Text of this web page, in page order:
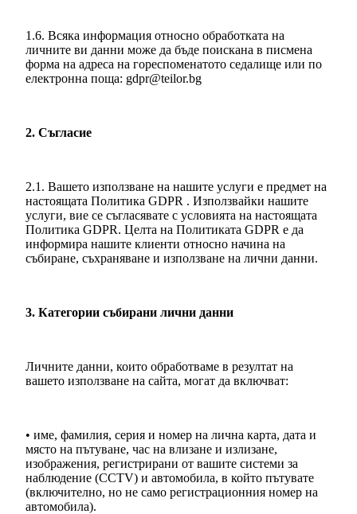
1.6. Всяка информация относно обработката на
личните ви данни може да бъде поискана в писмена
форма на адреса на гореспоменатото седалище или по
електронна поща: gdpr@teilor.bg
2. Съгласие
2.1. Вашето използване на нашите услуги е предмет на
настоящата Политика GDPR . Използвайки нашите
услуги, вие се съгласявате с условията на настоящата
Политика GDPR. Целта на Политиката GDPR е да
информира нашите клиенти относно начина на
събиране, съхраняване и използване на лични данни.
3. Категории събирани лични данни
Личните данни, които обработваме в резултат на
вашето използване на сайта, могат да включват:
• име, фамилия, серия и номер на лична карта, дата и
място на пътуване, час на влизане и излизане,
изображения, регистрирани от вашите системи за
наблюдение (CCTV) и автомобила, в който пътувате
(включително, но не само регистрационния номер на
автомобила).